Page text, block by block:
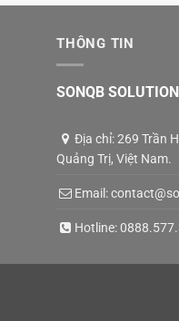
THÔNG TIN
SONQB
Địa chỉ: 269 Trần
Quảng Trị, Việt Nam.
Email:
Hotline: